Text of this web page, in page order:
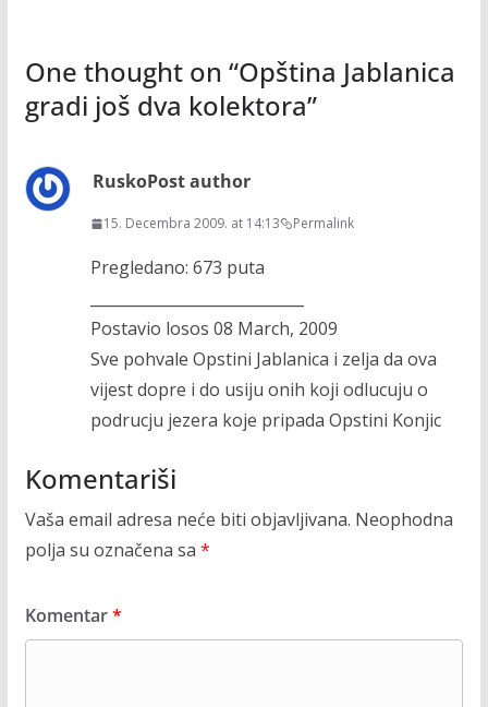
One thought on “Opština Jablanica
gradi još dva kolektora”
RuskoPost author
15. Decembra 2009. at 14:13 Permalink
Pregledano: 673 puta
Postavio losos 08 March, 2009
Sve pohvale Opstini Jablanica i zelja da ova
vijest dopre i do usiju onih koji odlucuju o
podrucju jezera koje pripada Opstini Konjic
Komentariši
Vaša email adresa neće biti objavljivana. Neophodna
polja su označena sa *
Komentar*